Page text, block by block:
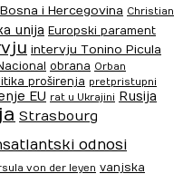
Bosna i Hercegovina Christian
unija Europski parament
intervju Tonino Picula
obrana Orban
proširenja pretpristupni
EU rat u Ukrajini Rusija
Strasbourg
odnosi
von der leyen vanjska